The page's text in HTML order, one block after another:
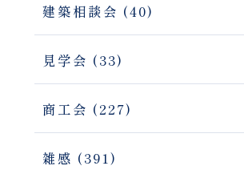
建築相談会 (40)
見学会 (33)
商工会 (227)
雑感 (391)